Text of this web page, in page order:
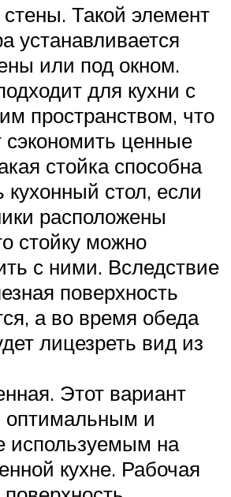
Такой элемент
устанавливается
или под окном.
для кухни с
пространством, что
сэкономить ценные
стойка способна
кухонный стол, если
расположены
стойку можно
с ними. Вследствие
поверхность
а во время обеда
лицезреть вид из
Этот вариант
оптимальным и
используемым на
кухне. Рабочая